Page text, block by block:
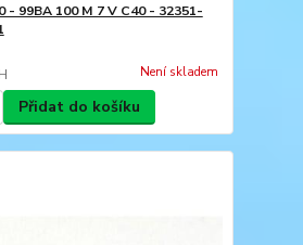
- 99BA 100 M 7 V C40 - 32351-
Není skladem
Přidat do košíku